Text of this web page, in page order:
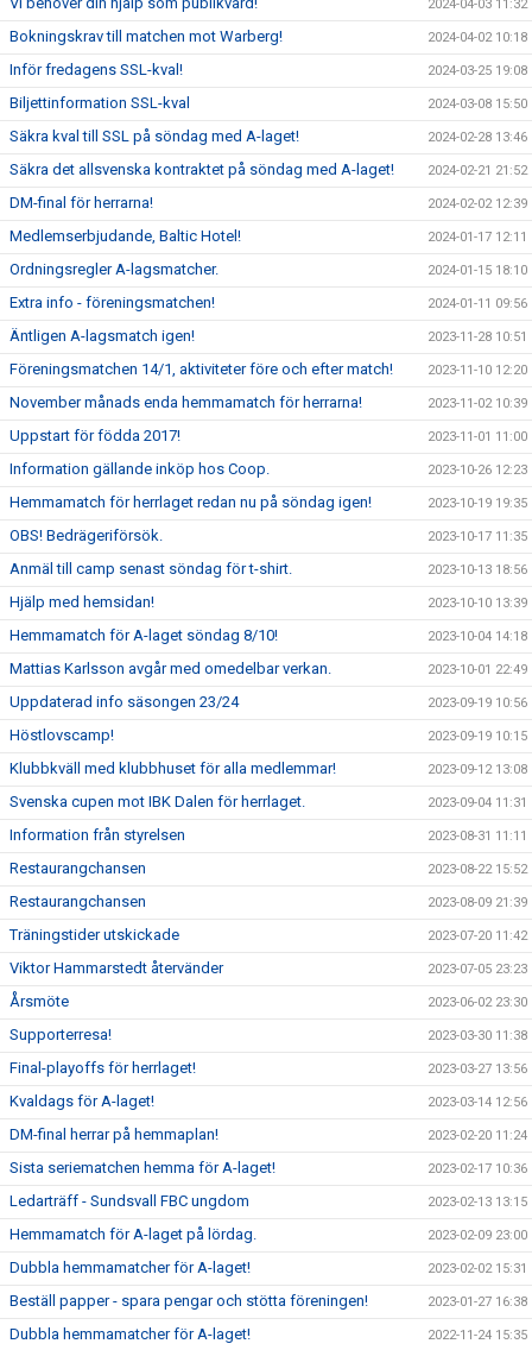
2024-04-03 11:32
Bokningskrav till matchen mot Warberg! 2024-04-02 10:18
Inför fredagens SSL-kval! 2024-03-25 19:08
Biljettinformation SSL-kval 2024-03-08 15:50
Säkra kval till SSL på söndag med A-laget! 2024-02-28 13:46
Säkra det allsvenska kontraktet på söndag med A-laget! 2024-02-21 21:52
DM-final för herrarna! 2024-02-02 12:39
Medlemserbjudande, Baltic Hotel! 2024-01-17 12:11
Ordningsregler A-lagsmatcher. 2024-01-15 18:10
Extra info - föreningsmatchen! 2024-01-11 09:56
Äntligen A-lagsmatch igen! 2023-11-28 10:51
Föreningsmatchen 14/1, aktiviteter före och efter match! 2023-11-10 12:20
November månads enda hemmamatch för herrarna! 2023-11-02 10:39
Uppstart för födda 2017! 2023-11-01 11:00
Information gällande inköp hos Coop. 2023-10-26 12:23
Hemmamatch för herrlaget redan nu på söndag igen! 2023-10-19 19:35
OBS! Bedrägeriförsök. 2023-10-17 11:35
Anmäl till camp senast söndag för t-shirt. 2023-10-13 18:56
Hjälp med hemsidan! 2023-10-10 13:39
Hemmamatch för A-laget söndag 8/10! 2023-10-04 14:18
Mattias Karlsson avgår med omedelbar verkan. 2023-10-01 22:49
Uppdaterad info säsongen 23/24 2023-09-19 10:56
Höstlovscamp! 2023-09-19 10:15
Klubbkväll med klubbhuset för alla medlemmar! 2023-09-12 13:08
Svenska cupen mot IBK Dalen för herrlaget. 2023-09-04 11:31
Information från styrelsen 2023-08-31 11:11
Restaurangchansen 2023-08-22 15:52
Restaurangchansen 2023-08-09 21:39
Träningstider utskickade 2023-07-20 11:42
Viktor Hammarstedt återvänder 2023-07-05 23:23
Årsmöte 2023-06-02 23:30
Supporterresa! 2023-03-30 11:38
Final-playoffs för herrlaget! 2023-03-27 13:56
Kvaldags för A-laget! 2023-03-14 12:56
DM-final herrar på hemmaplan! 2023-02-20 11:24
Sista seriematchen hemma för A-laget! 2023-02-17 10:36
Ledarträff - Sundsvall FBC ungdom 2023-02-13 13:15
Hemmamatch för A-laget på lördag. 2023-02-09 23:00
Dubbla hemmamatcher för A-laget! 2023-02-02 15:31
Beställ papper - spara pengar och stötta föreningen! 2023-01-27 16:38
Dubbla hemmamatcher för A-laget! 2022-11-24 15:35